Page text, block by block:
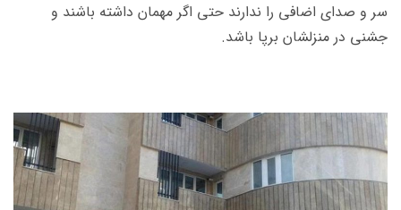
سر و صدای اضافی را ندارند حتی اگر مهمان داشته باشند و
جشنی در منزلشان برپا باشد.